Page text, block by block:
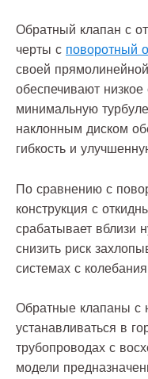
Обратный клапан с
черты с поворотный
своей
обеспечивают
минимальную
наклонным диском
гибкость и
По сравнению с
конструкция с
срабатывает вблизи
снизить риск
системах с
Обратные клапаны с
устанавливаться в
трубопроводах с
модели